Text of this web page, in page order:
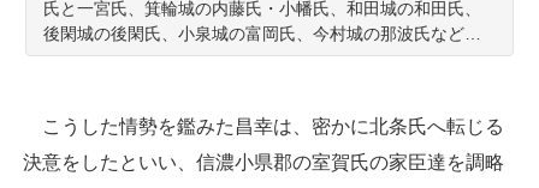
氏と一宮氏、箕輪城の内藤氏・小幡氏、和田城の和田氏、
後閑城の後閑氏、小泉城の富岡氏、今村城の那波氏など…
こうした情勢を鑑みた昌幸は、密かに北条氏へ転じる
決意をしたといい、信濃小県郡の室賀氏の家臣達を調略